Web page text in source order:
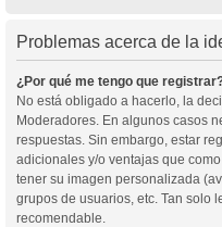
Problemas acerca de la
¿Por qué me tengo que
No está obligado a hacerlo, la
Moderadores. En algunos casos
respuestas. Sin embargo, estar
adicionales y/o ventajas que
tener su imagen personalizada
grupos de usuarios, etc. Tan solo
recomendable.